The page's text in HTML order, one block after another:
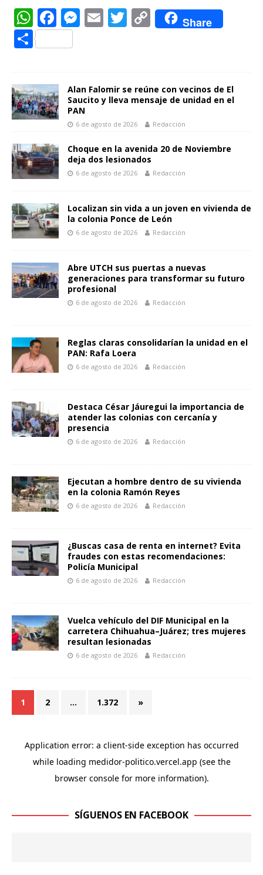
W
h
at
A
p
F
ac
e
o
o
M
n
g
er
E T C
o
Li
n
k
Share
C
p
ar
r
Alan Falomir se reúne con vecinos de El
Saucito y lleva mensaje de unidad en el
PAN
6 de agosto de 2026 Redacción
Choque en la avenida 20 de Noviembre
deja dos lesionados
6 de agosto de 2026 Redacción
Localizan sin vida a un joven en vivienda de
la colonia Ponce de León
6 de agosto de 2026 Redacción
Abre UTCH sus puertas a nuevas
generaciones para transformar su futuro
profesional
6 de agosto de 2026 Redacción
Reglas claras consolidarían la unidad en el
PAN: Rafa Loera
6 de agosto de 2026 Redacción
Destaca César Jáuregui la importancia de
atender las colonias con cercanía y
presencia
6 de agosto de 2026 Redacción
Ejecutan a hombre dentro de su vivienda
en la colonia Ramón Reyes
6 de agosto de 2026 Redacción
¿Buscas casa de renta en internet? Evita
fraudes con estas recomendaciones:
Policía Municipal
6 de agosto de 2026 Redacción
Vuelca vehículo del DIF Municipal en la
carretera Chihuahua–Juárez; tres mujeres
resultan lesionadas
6 de agosto de 2026 Redacción
1 2 … 1.372 »
SÍGUENOS EN FACEBOOK